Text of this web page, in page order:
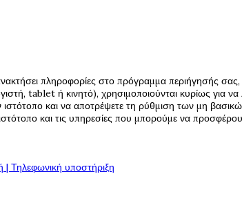
πληροφορίες στο πρόγραμμα περιήγησής
tablet ή κινητό), χρησιμοποιούνται κυρίως για
και να αποτρέψετε τη ρύθμιση των μη
και τις υπηρεσίες που μπορούμε να
υποστήριξη